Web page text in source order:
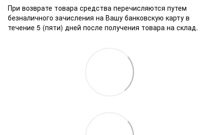
При возврате товара средства перечисляются путем
безналичного зачисления на Вашу банковскую карту в
течение 5 (пяти) дней после получения товара на склад.